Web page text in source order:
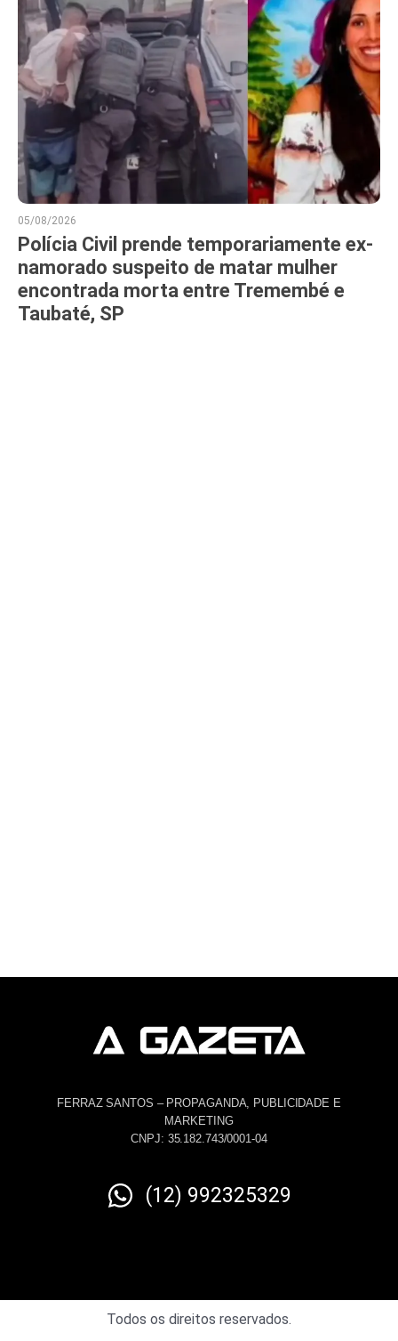
05/08/2026
Polícia Civil prende temporariamente ex-
namorado suspeito de matar mulher
encontrada morta entre Tremembé e
Taubaté, SP
FERRAZ SANTOS – PROPAGANDA, PUBLICIDADE E
MARKETING
CNPJ: 35.182.743/0001-04
(12) 992325329
Todos os direitos reservados.